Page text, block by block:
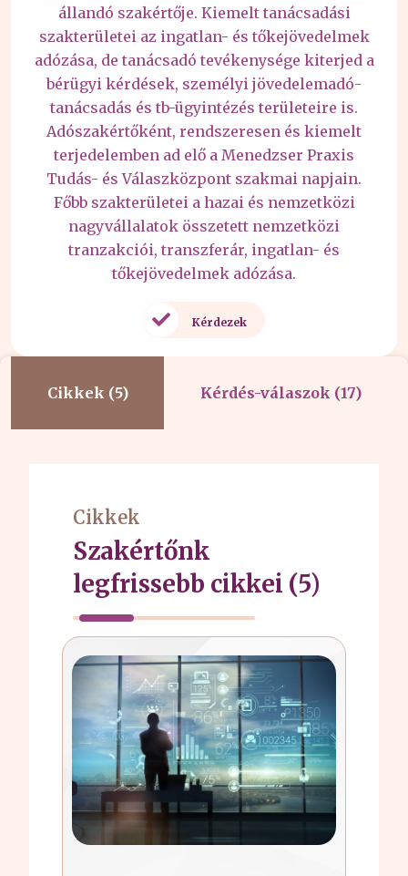
állandó szakértője. Kiemelt tanácsadási
szakterületei az ingatlan- és tőkejövedelmek
adózása, de tanácsadó tevékenysége kiterjed a
bérügyi kérdések, személyi jövedelemadó-
tanácsadás és tb-ügyintézés területeire is.
Adószakértőként, rendszeresen és kiemelt
terjedelemben ad elő a Menedzser Praxis
Tudás- és Válaszközpont szakmai napjain.
Főbb szakterületei a hazai és nemzetközi
nagyvállalatok összetett nemzetközi
tranzakciói, transzferár, ingatlan- és
tőkejövedelmek adózása.
Kérdezek
Cikkek (5) Kérdés-válaszok (17)
Cikkek
Szakértőnk
legfrissebb cikkei (5)